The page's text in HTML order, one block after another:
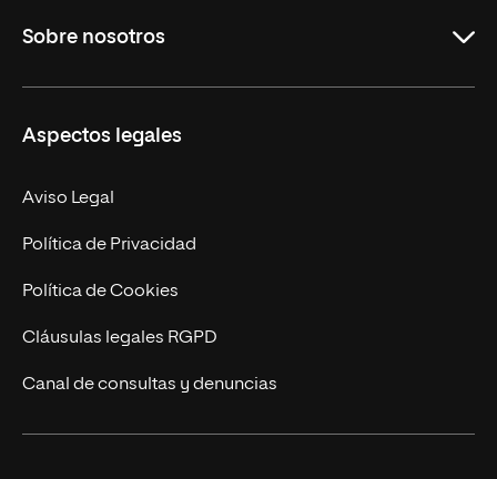
Másteres Oficiales
Másteres Propios
Doctorados
Experto Universitario
Postgrados
Cursos Universitarios
Sobre nosotros
Facultades
Nuestro Equipo
Trabaja en UNIR
Actualidad
UNIR Revista
Eventos
Aspectos legales
Aviso Legal
Política de Privacidad
Política de Cookies
Cláusulas legales RGPD
Canal de consultas y denuncias